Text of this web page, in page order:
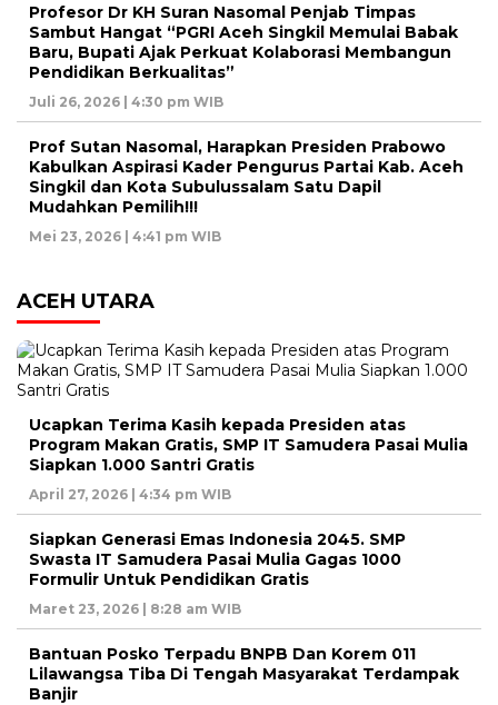
Profesor Dr KH Suran Nasomal Penjab Timpas
Sambut Hangat “PGRI Aceh Singkil Memulai Babak
Baru, Bupati Ajak Perkuat Kolaborasi Membangun
Pendidikan Berkualitas”
Juli 26, 2026 | 4:30 pm WIB
Prof Sutan Nasomal, Harapkan Presiden Prabowo
Kabulkan Aspirasi Kader Pengurus Partai Kab. Aceh
Singkil dan Kota Subulussalam Satu Dapil
Mudahkan Pemilih!!!
Mei 23, 2026 | 4:41 pm WIB
ACEH UTARA
Ucapkan Terima Kasih kepada Presiden atas
Program Makan Gratis, SMP IT Samudera Pasai Mulia
Siapkan 1.000 Santri Gratis
April 27, 2026 | 4:34 pm WIB
Siapkan Generasi Emas Indonesia 2045. SMP
Swasta IT Samudera Pasai Mulia Gagas 1000
Formulir Untuk Pendidikan Gratis
Maret 23, 2026 | 8:28 am WIB
Bantuan Posko Terpadu BNPB Dan Korem 011
Lilawangsa Tiba Di Tengah Masyarakat Terdampak
Banjir